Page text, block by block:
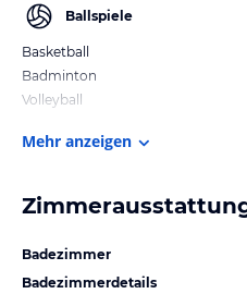
Ballspiele
Basketball
Badminton
Volleyball
Mehr anzeigen
Badezimmer
Badezimmerdetails